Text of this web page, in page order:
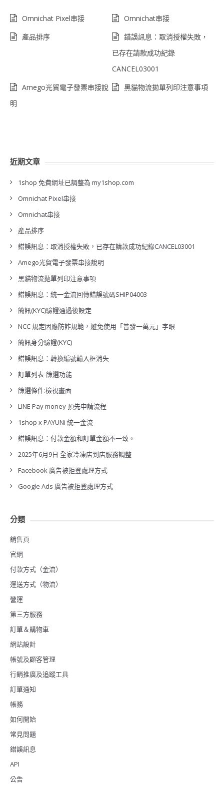
Omnichat Pixel串接
Omnichat串接
產品排序
錯誤訊息：取消授權失敗，
已存在請款成功紀錄
CANCEL03001
Amego光貿電子發票串接說
明
黑貓物流拋單列印注意事項
近期文章
1shop 免費網址已調整為 my1shop.com
Omnichat Pixel串接
Omnichat串接
產品排序
錯誤訊息：取消授權失敗，已存在請款成功紀錄CANCEL03001
Amego光貿電子發票串接說明
黑貓物流拋單列印注意事項
錯誤訊息：統一金流回傳錯誤號碼SHIP04003
簡訊(KYC)驗證通過後設定
NCC 規定因應防詐規範，避免使用「普發一萬元」字眼
簡訊身分驗證(KYC)
錯誤訊息：轉換編號輸入框消失
訂單列表-篩選功能
篩選條件:檢視畫面
LINE Pay money 預先申請流程
1shop x PAYUNi 統一金流
錯誤訊息：付款金額和訂單金額不一致。
2025年6月9日 全家冷凍店到店服務調整
Facebook 廣告被拒登處理方式
Google Ads 廣告被拒登處理方式
分類
銷售頁
官網
付款方式（金流）
運送方式（物流）
營運
第三方服務
訂單＆購物車
網站設計
帳號及顧客管理
行銷推廣及追蹤工具
訂單通知
帳務
如何開始
常見問題
錯誤訊息
API
公告